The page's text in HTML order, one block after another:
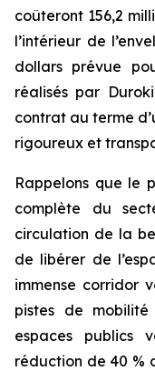
coûteront 156,2
l’intérieur de
dollars prévue
réalisés par
contrat au terme
rigoureux et
Rappelons que le
complète du
circulation de la
de libérer de
immense corridor
pistes de
espaces publics
réduction de 40 %